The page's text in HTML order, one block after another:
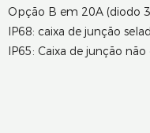
Opção B em 20A (diodo
IP68: caixa de junção
IP65: Caixa de junção